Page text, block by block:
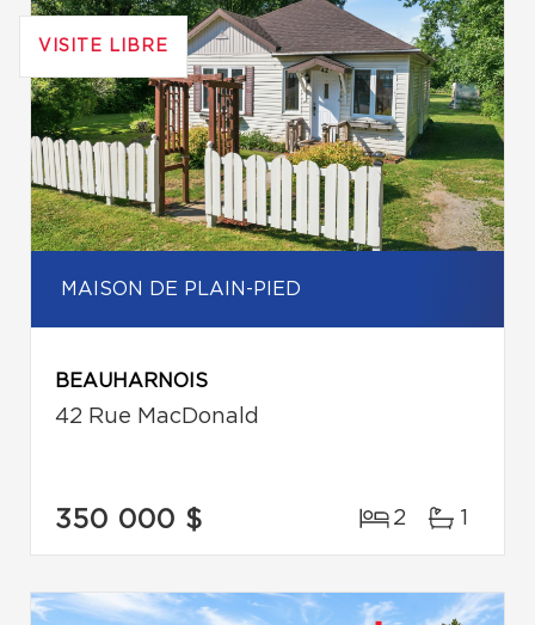
VISITE LIBRE
MAISON DE PLAIN-PIED
BEAUHARNOIS
42 Rue MacDonald
350 000 $ 2 1